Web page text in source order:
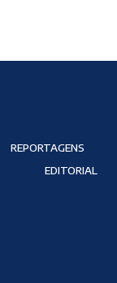
REPORTAGENS
EDITORIAL